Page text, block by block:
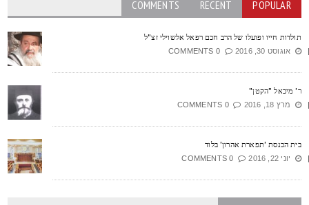
POPULAR
RECENT
COMMENTS
חייו ופועלו של הרב חכם רפאל אלשוילי זצ"ל
אוגוסט 30, 2016 0 COMMENTS
מיכאל "הקטן"
מרץ 18, 2016 0 COMMENTS
הכנסת 'תפארת אהרון' בלוד
יוני 22, 2016 0 COMMENTS